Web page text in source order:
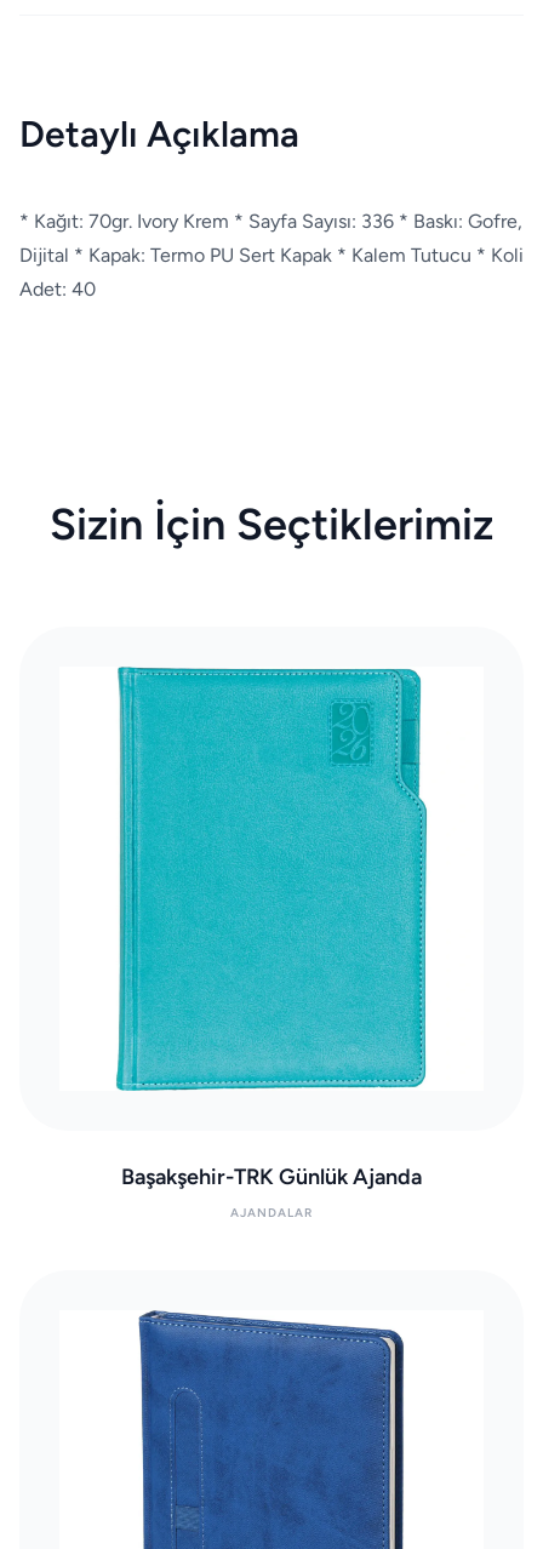
Detaylı Açıklama
* Kağıt: 70gr. Ivory Krem * Sayfa Sayısı: 336 * Baskı: Gofre,
Dijital * Kapak: Termo PU Sert Kapak * Kalem Tutucu * Koli
Adet: 40
Sizin İçin Seçtiklerimiz
Başakşehir-TRK Günlük Ajanda
AJANDALAR